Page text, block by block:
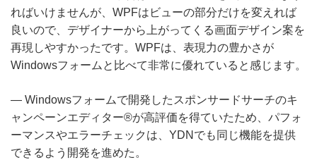
ればいけませんが、WPFはビューの部分だけを変えれば
良いので、デザイナーから上がってくる画面デザイン案を
再現しやすかったです。WPFは、表現力の豊かさが
Windowsフォームと比べて非常に優れていると感じます。
― Windowsフォームで開発したスポンサードサーチのキ
ャンペーンエディター®が高評価を得ていたため、パフォ
ーマンスやエラーチェックは、YDNでも同じ機能を提供
できるよう開発を進めた。